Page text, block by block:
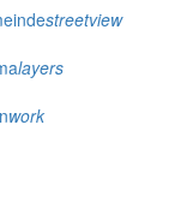
streetview
layers
work